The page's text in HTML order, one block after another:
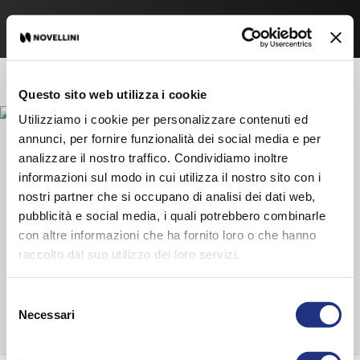
Questo sito web utilizza i cookie
Utilizziamo i cookie per personalizzare contenuti ed
annunci, per fornire funzionalità dei social media e per
analizzare il nostro traffico. Condividiamo inoltre
informazioni sul modo in cui utilizza il nostro sito con i
nostri partner che si occupano di analisi dei dati web,
pubblicità e social media, i quali potrebbero combinarle
con altre informazioni che ha fornito loro o che hanno
raccolto dal suo utilizzo dei loro servizi.
delNecessari
Montage instructies
Folder
Handdoekrek
ONTDEK DE COMPLETE SERIE